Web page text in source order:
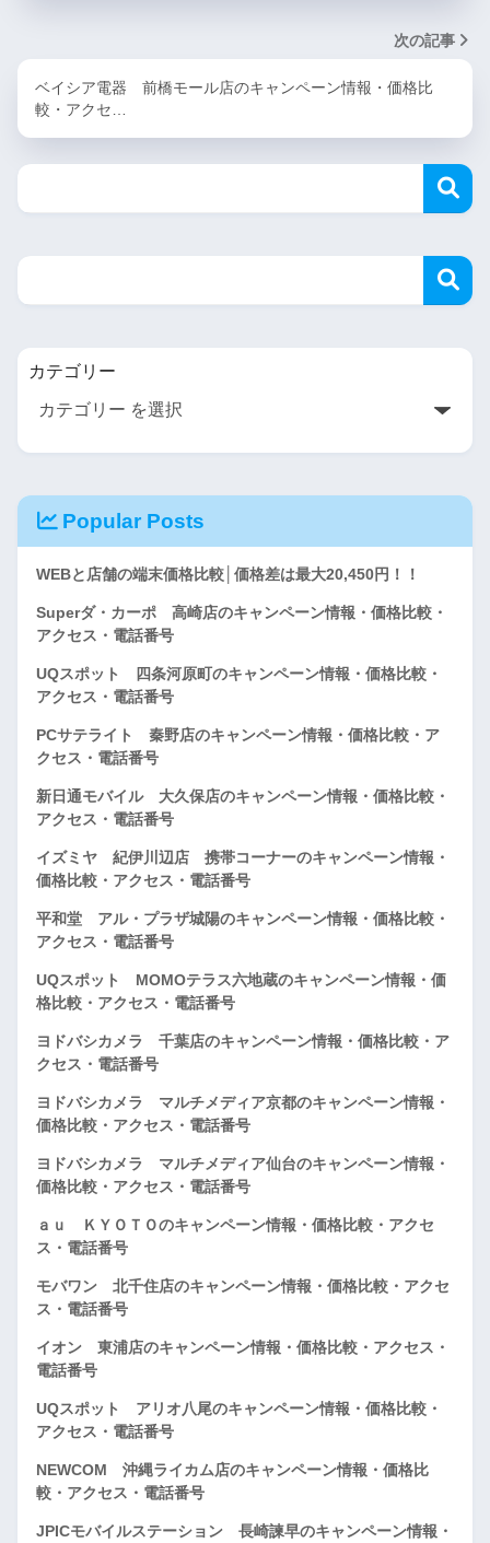
次の記事
ベイシア電器 前橋モール店のキャンペーン情報・価格比
較・アクセ…
カテゴリー
Popular Posts
WEBと店舗の端末価格比較│価格差は最大20,450円！！
Superダ・カーポ 高崎店のキャンペーン情報・価格比較・
アクセス・電話番号
UQスポット 四条河原町のキャンペーン情報・価格比較・
アクセス・電話番号
PCサテライト 秦野店のキャンペーン情報・価格比較・ア
クセス・電話番号
新日通モバイル 大久保店のキャンペーン情報・価格比較・
アクセス・電話番号
イズミヤ 紀伊川辺店 携帯コーナーのキャンペーン情報・
価格比較・アクセス・電話番号
平和堂 アル・プラザ城陽のキャンペーン情報・価格比較・
アクセス・電話番号
UQスポット MOMOテラス六地蔵のキャンペーン情報・価
格比較・アクセス・電話番号
ヨドバシカメラ 千葉店のキャンペーン情報・価格比較・ア
クセス・電話番号
ヨドバシカメラ マルチメディア京都のキャンペーン情報・
価格比較・アクセス・電話番号
ヨドバシカメラ マルチメディア仙台のキャンペーン情報・
価格比較・アクセス・電話番号
ａｕ ＫＹＯＴＯのキャンペーン情報・価格比較・アクセ
ス・電話番号
モバワン 北千住店のキャンペーン情報・価格比較・アクセ
ス・電話番号
イオン 東浦店のキャンペーン情報・価格比較・アクセス・
電話番号
UQスポット アリオ八尾のキャンペーン情報・価格比較・
アクセス・電話番号
NEWCOM 沖縄ライカム店のキャンペーン情報・価格比
較・アクセス・電話番号
JPICモバイルステーション 長崎諫早のキャンペーン情報・